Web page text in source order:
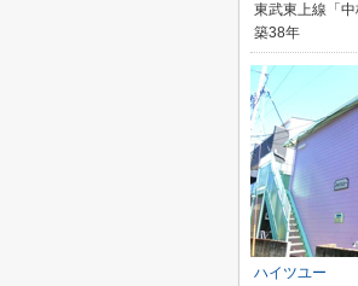
東武東上線「
築38年
ハイツユー